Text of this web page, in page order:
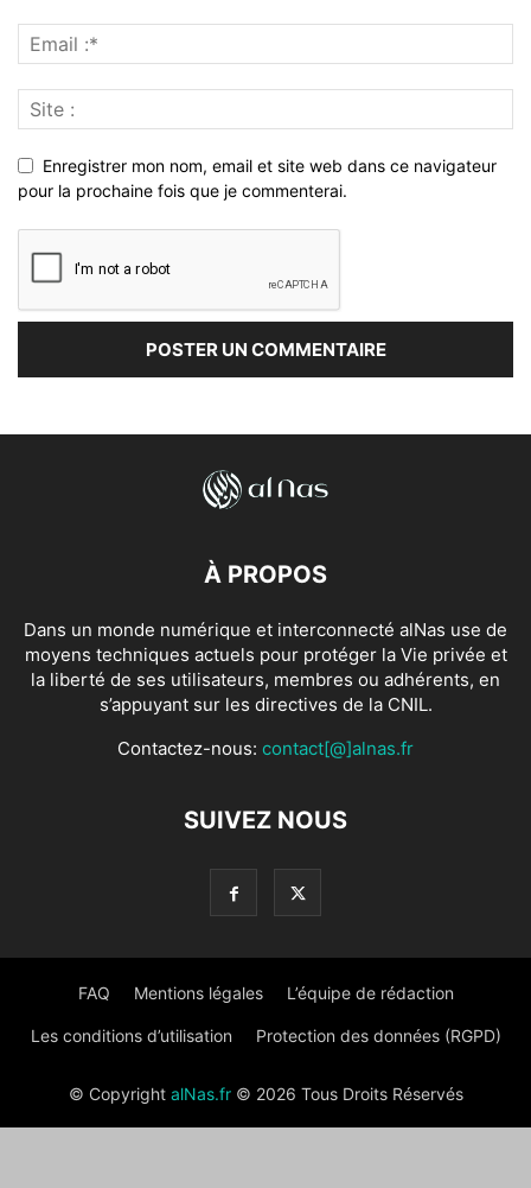
Enregistrer mon nom, email et site web dans ce navigateur
pour la prochaine fois que je commenterai.
À PROPOS
Dans un monde numérique et interconnecté alNas use de
moyens techniques actuels pour protéger la Vie privée et
la liberté de ses utilisateurs, membres ou adhérents, en
s’appuyant sur les directives de la CNIL.
Contactez-nous: contact[@]alnas.fr
SUIVEZ NOUS
FAQ Mentions légales L’équipe de rédaction
Les conditions d’utilisation Protection des données (RGPD)
© Copyright alNas.fr© 2026 Tous Droits Réservés